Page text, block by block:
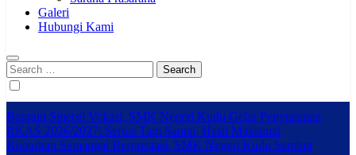
Galeri
Hubungi Kami
Search
for:
Bangun Sinergi Vokasi, SMK Negeri Kudu Gelar Penyusunan
RKAS 2026/2027: Serius Tapi Santai, Hasil Maksimal
Kobarkan Semangat Berprestasi, SMK Negeri Kudu Sambut